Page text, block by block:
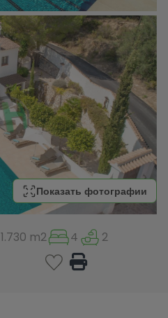
Показать фотографии
1.730 m2 4 2